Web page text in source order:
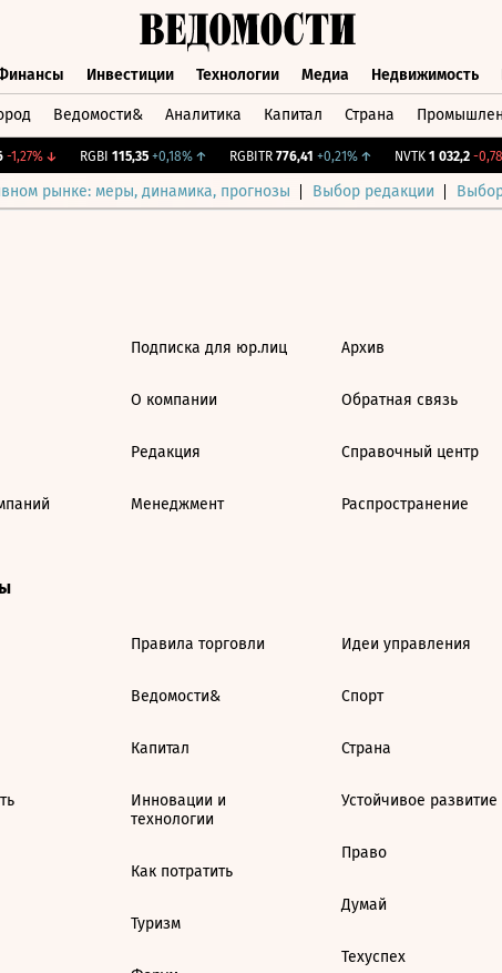
Инвестиции Технологии Медиа Недвижимость
Ведомости& Аналитика Капитал Страна
↓ RGBI 115,35 +0,18%↑ RGBITR 776,41 +0,21%↑ NVTK 1 032,2 -
рынке: меры, динамика, прогнозы Выбор редакции
Подписка для юр.лиц
О компании
Редакция
Менеджмент
Архив
Обратная связь
Справочный центр
Распространение
Правила торговли
Ведомости&
Капитал
Инновации и
технологии
Как потратить
Туризм
Идеи управления
Спорт
Страна
Устойчивое развитие
Право
Думай
Техуспех